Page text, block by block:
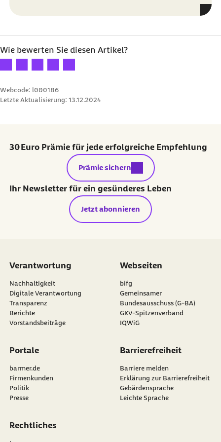
Wie bewerten Sie diesen Artikel?
Ihre Bewertung: 1 Stern
Ihre Bewertung: 2 Sterne
Ihre Bewertung: 3 Sterne
Ihre Bewertung: 4 Sterne
Ihre Bewertung: 5 Sterne
Webcode: l000186
Letzte Aktualisierung: 13.12.2024
30 Euro Prämie für jede erfolgreiche Empfehlung
externer Link:
Prämie sichern
Ihr Newsletter für ein gesünderes Leben
Jetzt abonnieren
Verantwortung
Nachhaltigkeit
Digitale Verantwortung
Transparenz
Berichte
Vorstandsbeiträge
Webseiten
externer Link:
bifg
externer Link:
Gemeinsamer
Bundesausschuss (G-BA)
externer Link:
GKV-Spitzenverband
externer Link:
IQWiG
Portale
barmer.de
Firmenkunden
Politik
Presse
Barrierefreiheit
Barriere melden
Erklärung zur Barrierefreiheit
Gebärdensprache
Leichte Sprache
Rechtliches